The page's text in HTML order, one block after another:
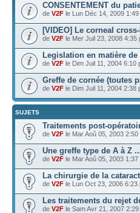
CONSENTEMENT du
de V2F le Lun Déc 14, 2009 1:49
[VIDEO] Le corneal
de V2F le Mer Juil 23, 2008 4:35
Legislation en matière
de V2F le Dim Juil 11, 2004 6:10
Greffe de cornée (toutes
de V2F le Dim Juil 11, 2004 2:38
SUJETS
Traitements post-
de V2F le Mar Aoû 05, 2003 2:50
Une greffe type de A à Z
de V2F le Mar Aoû 05, 2003 1:37
La chirurgie de la
de V2F le Lun Oct 23, 2006 6:23
Les traitements du rejet
de V2F le Sam Avr 21, 2007 2:29